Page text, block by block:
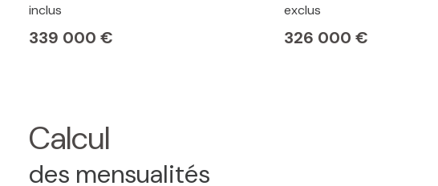
inclus
339 000 €
exclus
326 000 €
Calcul
des mensualités